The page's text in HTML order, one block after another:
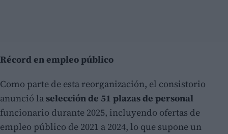
Récord en empleo público
Como parte de esta reorganización, el consistorio
anunció laselección de 51 plazas de personal
funcionario durante 2025, incluyendo ofertas de
empleo público de 2021 a 2024, lo que supone un